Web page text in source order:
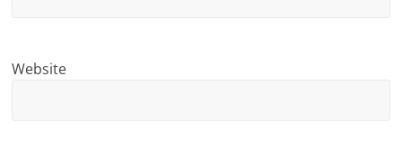
Website